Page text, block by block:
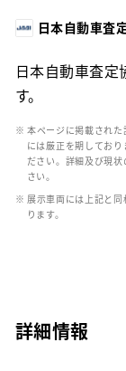
日本自動車査
日本自動車査
す。
※ 本ページに掲載された
には厳正を期してお
ださい。詳細及び現
さい。
※ 展示車両には上記と同
ります。
詳細情報